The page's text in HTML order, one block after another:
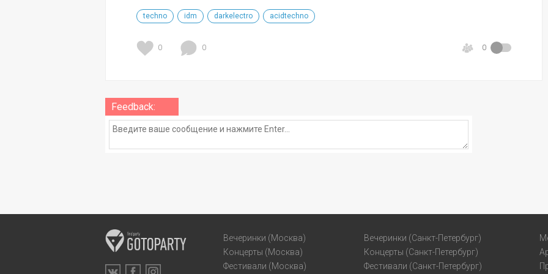
techno idm darkelectro acidtechno
0 0 0
Feedback:
Вечеринки (Москва)
Концерты (Москва)
Фестивали (Москва)
Вечеринки (Санкт-Петербург)
Концерты (Санкт-Петербург)
Фестивали (Санкт-Петербург)